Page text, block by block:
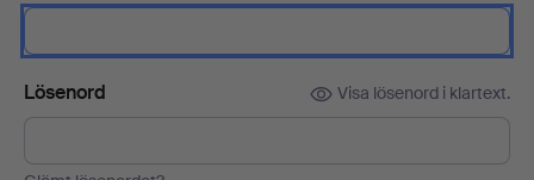
Lösenord Visa lösenord i klartext.